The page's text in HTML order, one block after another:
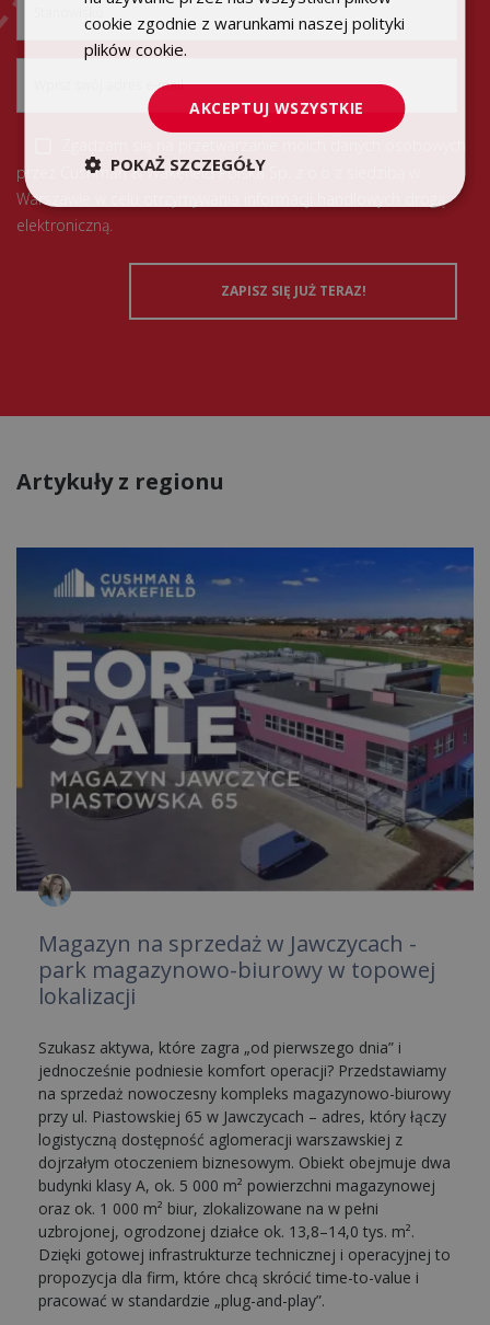
przez Cushman & Wakefield Polska Sp. z o.o z siedzibą w
Warszawie w celu otrzymywania informacji handlowych drogą
elektroniczną.
Artykuły z regionu
Magazyn na sprzedaż w Jawczycach -
park magazynowo-biurowy w topowej
lokalizacji
Szukasz aktywa, które zagra „od pierwszego dnia” i
jednocześnie podniesie komfort operacji? Przedstawiamy
na sprzedaż nowoczesny kompleks magazynowo-biurowy
przy ul. Piastowskiej 65 w Jawczycach – adres, który łączy
logistyczną dostępność aglomeracji warszawskiej z
dojrzałym otoczeniem biznesowym. Obiekt obejmuje dwa
budynki klasy A, ok. 5 000 m² powierzchni magazynowej
oraz ok. 1 000 m² biur, zlokalizowane na w pełni
uzbrojonej, ogrodzonej działce ok. 13,8–14,0 tys. m².
Dzięki gotowej infrastrukturze technicznej i operacyjnej to
propozycja dla firm, które chcą skrócić time-to-value i
pracować w standardzie „plug-and-play”.
cookie zgodnie z warunkami naszej polityki
plików cookie.
AKCEPTUJ WSZYSTKIE
POKAŻ SZCZEGÓŁY